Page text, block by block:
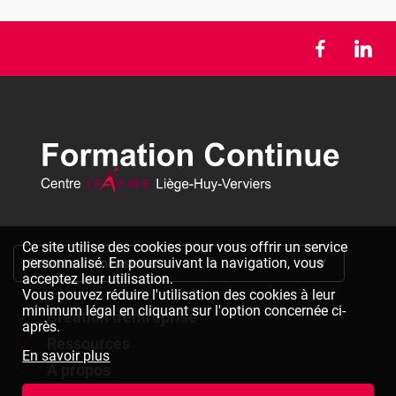
Ce site utilise des cookies pour vous offrir un service
personnalisé. En poursuivant la navigation, vous
acceptez leur utilisation.
Vous pouvez réduire l'utilisation des cookies à leur
minimum légal en cliquant sur l'option concernée ci-
après.
En savoir plus
S'inscrire à la newsletter
Création d'entreprise
Formations à la création d'entreprise
Chèques formation à la création d'entreprise